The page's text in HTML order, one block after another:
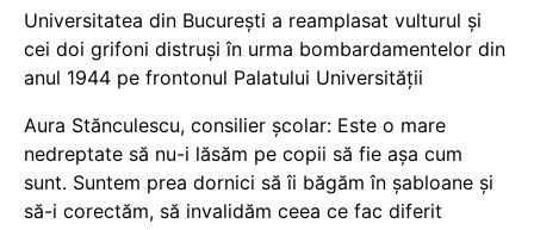
Universitatea din București a reamplasat vulturul și
cei doi grifoni distruși în urma bombardamentelor din
anul 1944 pe frontonul Palatului Universității
Aura Stănculescu, consilier școlar: Este o mare
nedreptate să nu-i lăsăm pe copii să fie așa cum
sunt. Suntem prea dornici să îi băgăm în șabloane și
să-i corectăm, să invalidăm ceea ce fac diferit